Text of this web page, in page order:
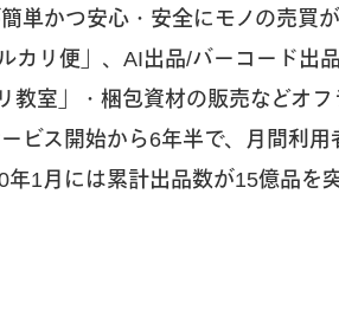
単かつ安心・安全にモノの売買
カリ便」、AI出品/バーコード出
教室」・梱包資材の販売などオフ
ビス開始から6年半で、月間利用
1月には累計出品数が15億品を